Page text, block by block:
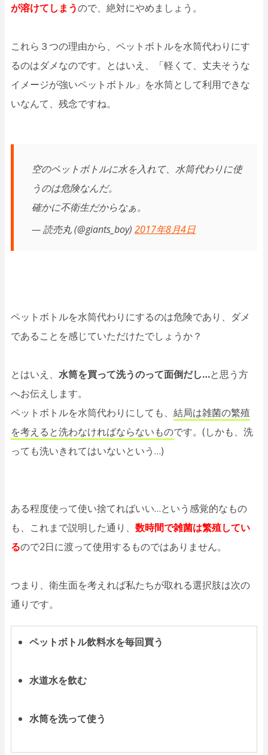
が溶けてしまうので、絶対にやめましょう。
これら３つの理由から、ペットボトルを水筒代わりにす
るのはダメなのです。とはいえ、「軽くて、丈夫そうな
イメージが強いペットボトル」を水筒として利用できな
いなんて、残念ですね。
空のペットボトルに水を入れて、水筒代わりに使
うのは危険なんだ。
確かに不衛生だからなぁ。
— 読売丸 (@giants_boy) 2017年8月4日
ペットボトルを水筒代わりにするのは危険であり、ダメ
であることを感じていただけたでしょうか？
とはいえ、 水筒を買って洗うのって面倒だし…と思う方
へお伝えします。
ペットボトルを水筒代わりにしても、 結局は雑菌の繁殖
を考えると洗わなければならないものです。(しかも、洗
っても洗いきれてはいないという…)
ある程度使って使い捨てればいい…という感覚的なもの
も、これまで説明した通り、 数時間で雑菌は繁殖してい
るので2日に渡って使用するものではありません。
つまり、衛生面を考えれば私たちが取れる選択肢は次の
通りです。
ペットボトル飲料水を毎回買う
水道水を飲む
水筒を洗って使う